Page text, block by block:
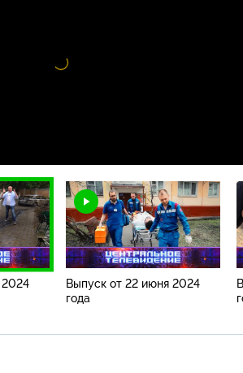
Видео
проигрыватель
2024
Выпуск от 22 июня 2024
года